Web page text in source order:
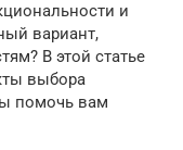
и
вариант,
В этой статье
выбора
помочь вам